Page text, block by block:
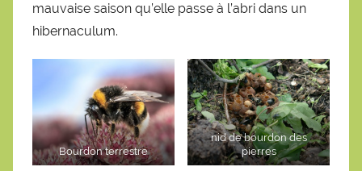
mauvaise saison qu’elle passe à l’abri dans un
hibernaculum.
Bourdon terrestre
nid de bourdon des
pierres